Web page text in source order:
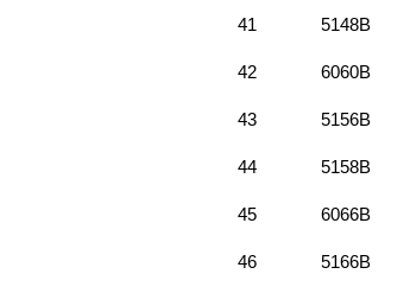
41 5148B
42 6060B
43 5156B
44 5158B
45 6066B
46 5166B